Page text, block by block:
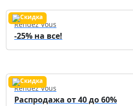
Rendez Vous
-25% на все!
Rendez Vous
Распродажа от 40 до 60%